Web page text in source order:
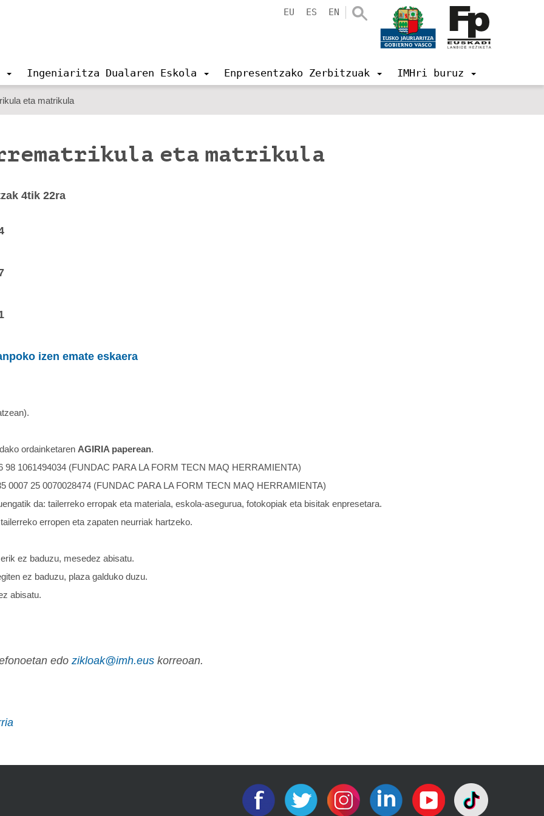
EU ES EN
Ingeniaritza Dualaren Eskola Enpresentzako Zerbitzuak IMHri buruz
eta matrikula
eta matrikula
4tik 22ra
izen emate eskaera
ordainketaren AGIRIA paperean.
98 1061494034 (FUNDAC PARA LA FORM TECN MAQ HERRAMIENTA)
0007 25 0070028474 (FUNDAC PARA LA FORM TECN MAQ HERRAMIENTA)
da: tailerreko erropak eta materiala, eskola-asegurua, fotokopiak eta bisitak enpresetara.
erropen eta zapaten neurriak hartzeko.
ez baduzu, mesedez abisatu.
ez baduzu, plaza galduko duzu.
abisatu.
edo zikloak@imh.eus korreoan.